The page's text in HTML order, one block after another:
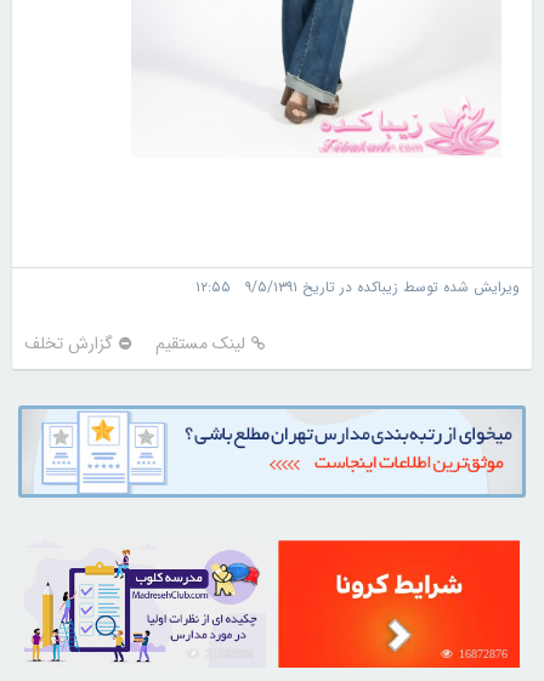
ویرایش شده توسط زیباکده در تاریخ ۹/۵/۱۳۹۱ ۱۲:۵۵
لینک مستقیم گزارش تخلف
16872876